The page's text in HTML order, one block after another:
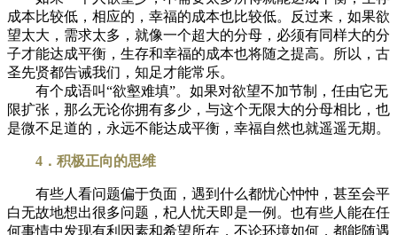
成本比较低，相应的，幸福的成本也比较低。反过来，如果欲
望太大，需求太多，就像一个超大的分母，必须有同样大的分
子才能达成平衡，生存和幸福的成本也将随之提高。所以，古
圣先贤都告诫我们，知足才能常乐。
有个成语叫“欲壑难填”。如果对欲望不加节制，任由它无
限扩张，那么无论你拥有多少，与这个无限大的分母相比，也
是微不足道的，永远不能达成平衡，幸福自然也就遥遥无期。
4．积极正向的思维
有些人看问题偏于负面，遇到什么都忧心忡忡，甚至会平
白无故地想出很多问题，杞人忧天即是一例。也有些人能在任
何事情中发现有利因素和希望所在，不论环境如何，都能随遇